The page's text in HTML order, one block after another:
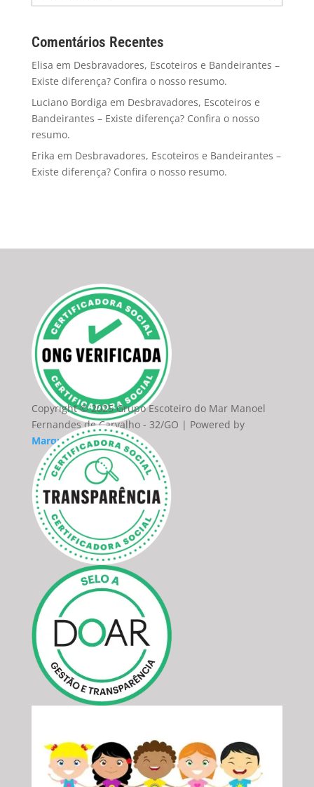
Comentários Recentes
Elisa em Desbravadores, Escoteiros e Bandeirantes –
Existe diferença? Confira o nosso resumo.
Luciano Bordiga em Desbravadores, Escoteiros e
Bandeirantes – Existe diferença? Confira o nosso
resumo.
Erika em Desbravadores, Escoteiros e Bandeirantes –
Existe diferença? Confira o nosso resumo.
Copyright © 2025 Grupo Escoteiro do Mar Manoel
Fernandes de Carvalho - 32/GO | Powered by
Marquim do Site